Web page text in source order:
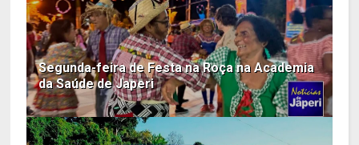
Segunda-feira de Festa na Roça na Academia
da Saúde de Japeri